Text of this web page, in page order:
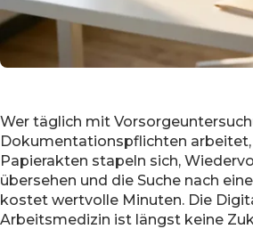
Wer täglich mit
Dokumentationspflichten
Papierakten stapeln sich,
übersehen und die Suche nach
kostet wertvolle Minuten. Die
Arbeitsmedizin ist längst keine